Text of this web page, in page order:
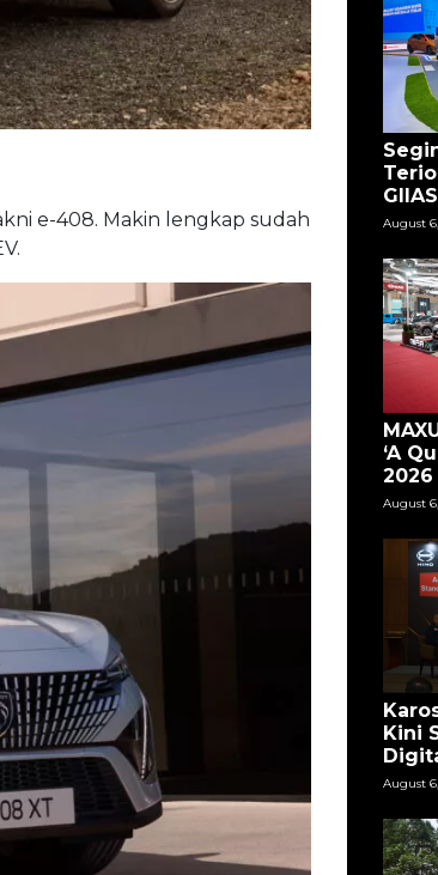
e-408. Makin lengkap sudah
August
‘A
2026
August
Kini
August